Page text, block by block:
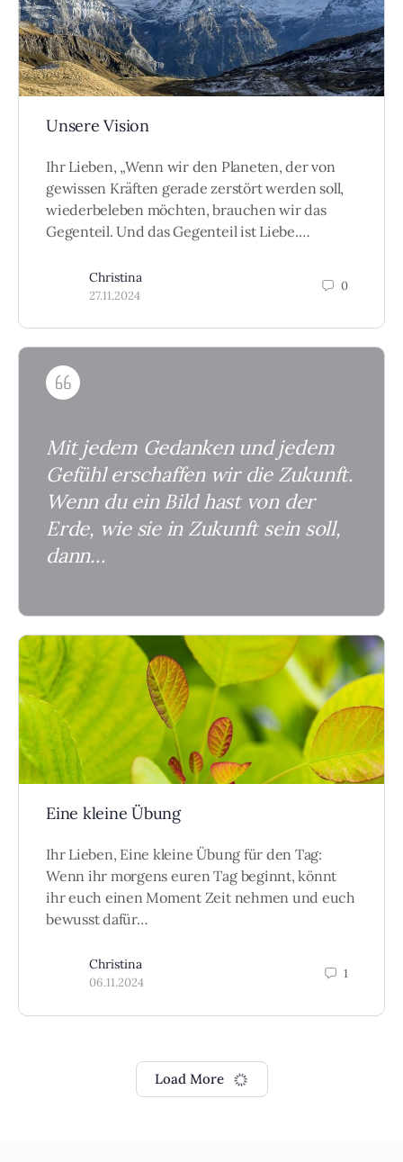
Unsere Vision
Ihr Lieben, „Wenn wir den Planeten, der von
gewissen Kräften gerade zerstört werden soll,
wiederbeleben möchten, brauchen wir das
Gegenteil. Und das Gegenteil ist Liebe.…
Christina
27.11.2024
0
Mit jedem Gedanken und jedem
Gefühl erschaffen wir die Zukunft.
Wenn du ein Bild hast von der
Erde, wie sie in Zukunft sein soll,
dann…
Eine kleine Übung
Ihr Lieben, Eine kleine Übung für den Tag:
Wenn ihr morgens euren Tag beginnt, könnt
ihr euch einen Moment Zeit nehmen und euch
bewusst dafür…
Christina
06.11.2024
1
Load More